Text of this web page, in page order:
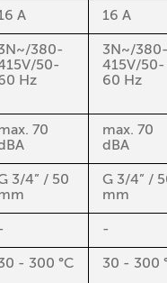
A 16 A
380-
50-
Hz
3N~/
415V/50-
60 Hz
70
max. 70
dBA
3/4” / 50
G 3/4” /
mm
-
- 300 °C 30 - 300